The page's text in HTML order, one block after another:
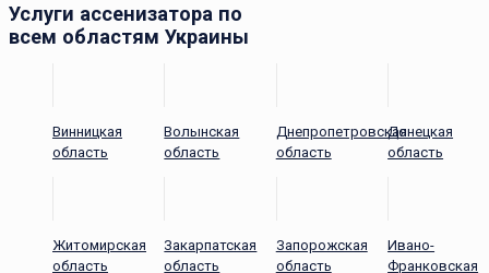
Услуги ассенизатора по
всем областям Украины
Винницкая
область
Волынская
область
Днепропетровская
область
Донецкая
область
Житомирская
область
Закарпатская
область
Запорожская
область
Ивано-
Франковская